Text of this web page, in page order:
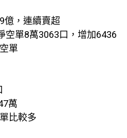
億，連續賣超
空單8萬3063口，增加6436
單
萬
比較多